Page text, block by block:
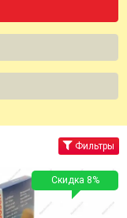
Фильтры
Скидка 8%